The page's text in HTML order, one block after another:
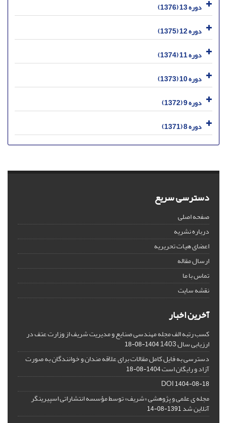
دوره 13 (1376)
دوره 12 (1375)
دوره 11 (1374)
دوره 10 (1373)
دوره 9 (1372)
دوره 8 (1371)
دسترسی سریع
صفحه اصلی
درباره نشریه
اعضای هیات تحریریه
ارسال مقاله
تماس با ما
نقشه سایت
آخرین اخبار
کسب رتبه الف مجله مهندسی صنایع و مدیریت شریف از وزارت عتف در
ارزیابی سال 1403 1404-08-18
دسترسی به فایل کامل مقالات برای علاقه مندان و خوانندگان به صورت
آزاد و رایگان است1404-08-18
DOI1404-08-18
مجله ی علمی و پژوهشی «شریف» توسط مؤسسه انتشاراتی اسپیرینگر
آنلاین شد1391-08-14